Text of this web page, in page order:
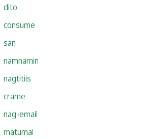
dito
consume
san
namnamin
nagtitiis
crame
nag-email
matumal